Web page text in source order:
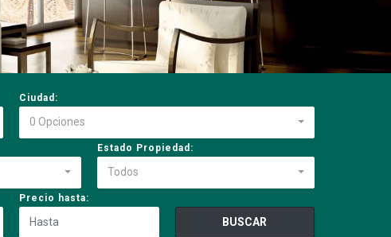
Ciudad:
0 Opciones
Estado Propiedad:
Todos
Precio hasta:
BUSCAR